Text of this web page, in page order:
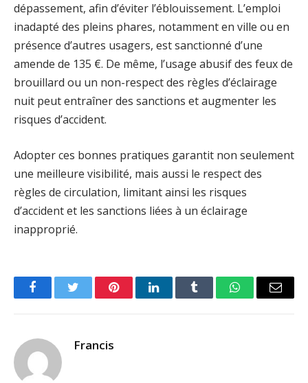
dépassement, afin d’éviter l’éblouissement. L’emploi
inadapté des pleins phares, notamment en ville ou en
présence d’autres usagers, est sanctionné d’une
amende de 135 €. De même, l’usage abusif des feux de
brouillard ou un non-respect des règles d’éclairage
nuit peut entraîner des sanctions et augmenter les
risques d’accident.
Adopter ces bonnes pratiques garantit non seulement
une meilleure visibilité, mais aussi le respect des
règles de circulation, limitant ainsi les risques
d’accident et les sanctions liées à un éclairage
inapproprié.
FacebookTwitter PinterestLinkedInTumblr WhatsAppEmail
Francis